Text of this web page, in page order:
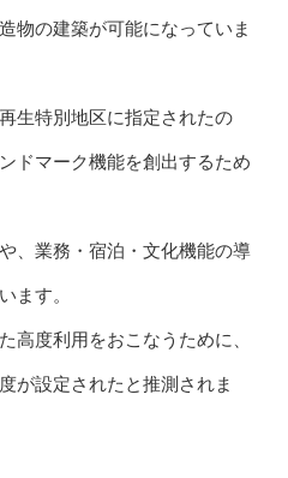
物の建築が可能になっていま
生特別地区に指定されたの
ドマーク機能を創出するため
、業務・宿泊・文化機能の導
ます。
高度利用をおこなうために、
が設定されたと推測されま